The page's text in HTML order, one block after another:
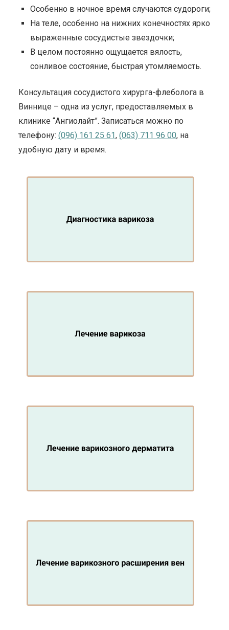
Особенно в ночное время случаются судороги;
На теле, особенно на нижних конечностях ярко
выраженные сосудистые звездочки;
В целом постоянно ощущается вялость,
сонливое состояние, быстрая утомляемость.
Консультация сосудистого хирурга-флеболога в
Виннице – одна из услуг, предоставляемых в
клинике “Ангиолайт”. Записаться можно по
телефону: (096) 161 25 61, (063) 711 96 00, на
удобную дату и время.